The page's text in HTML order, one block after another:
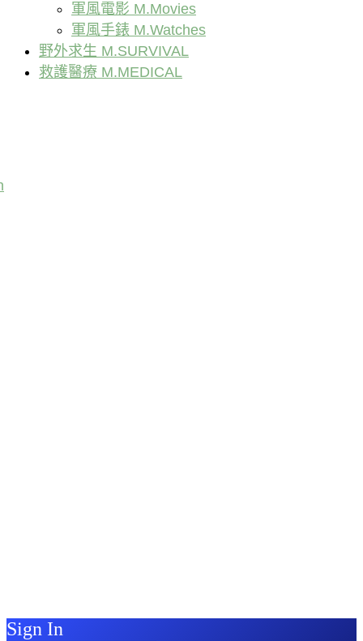
軍風電影 M.Movies
軍風手錶 M.Watches
野外求生 M.SURVIVAL
救護醫療 M.MEDICAL
Sign In